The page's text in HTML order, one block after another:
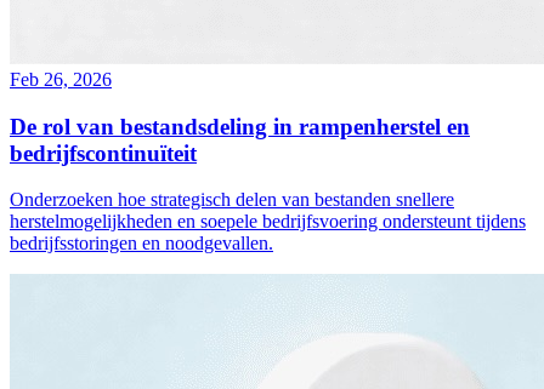
Feb 26, 2026
De rol van bestandsdeling in rampenherstel en
bedrijfscontinuïteit
Onderzoeken hoe strategisch delen van bestanden snellere
herstelmogelijkheden en soepele bedrijfsvoering ondersteunt tijdens
bedrijfsstoringen en noodgevallen.